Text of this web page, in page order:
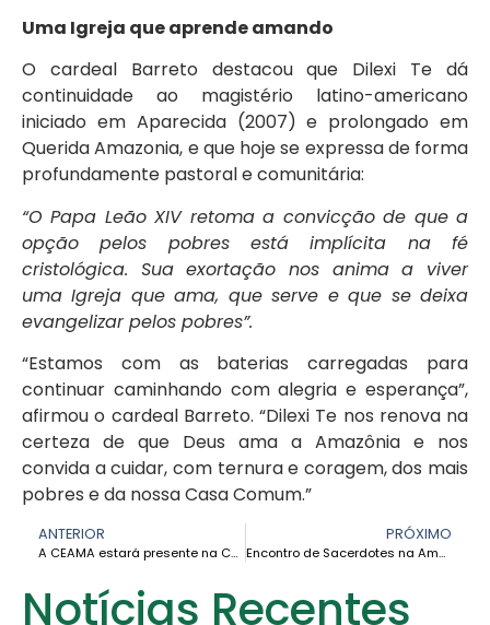
Uma Igreja que aprende amando
O cardeal Barreto destacou que Dilexi Te dá
continuidade ao magistério latino-americano
iniciado em Aparecida (2007) e prolongado em
Querida Amazonia, e que hoje se expressa de forma
profundamente pastoral e comunitária:
“O Papa Leão XIV retoma a convicção de que a
opção pelos pobres está implícita na fé
cristológica. Sua exortação nos anima a viver
uma Igreja que ama, que serve e que se deixa
evangelizar pelos pobres”.
“Estamos com as baterias carregadas para
continuar caminhando com alegria e esperança”,
afirmou o cardeal Barreto. “Dilexi Te nos renova na
certeza de que Deus ama a Amazônia e nos
convida a cuidar, com ternura e coragem, dos mais
pobres e da nossa Casa Comum.”
ANTERIOR
A CEAMA estará presente na COP30: uma voz profética pela Amazônia e seus povos
PRÓXIMO
Encontro de Sacerdotes na Amazônia: uma Igreja encarnada e sinodal que mantém viva a alegria do Evangelho
Notícias Recentes